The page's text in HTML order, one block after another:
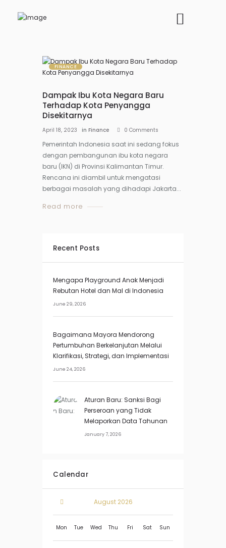
FINANCE
Dampak Ibu Kota Negara Baru
Terhadap Kota Penyangga
Disekitarnya
April 18, 2023 in Finance 0 Comments
Pemerintah Indonesia saat ini sedang fokus
dengan pembangunan ibu kota negara
baru (IKN) di Provinsi Kalimantan Timur.
Rencana ini diambil untuk mengatasi
berbagai masalah yang dihadapi Jakarta...
Read more
Recent Posts
Mengapa Playground Anak Menjadi
Rebutan Hotel dan Mal di Indonesia
June 29, 2026
Bagaimana Mayora Mendorong
Pertumbuhan Berkelanjutan Melalui
Klarifikasi, Strategi, dan Implementasi
June 24, 2026
Aturan Baru: Sanksi Bagi
Perseroan yang Tidak
Melaporkan Data Tahunan
January 7, 2026
Calendar
August 2026
Mon Tue Wed Thu Fri Sat Sun